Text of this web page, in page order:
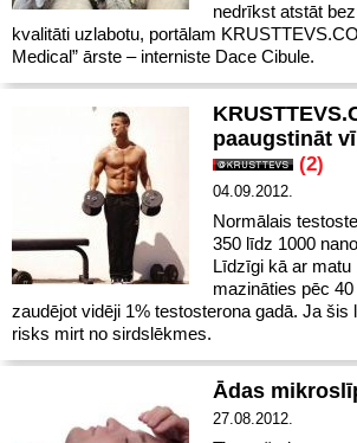
nedrīkst atstāt
kvalitāti uzlabotu, portālam
Medical” ārste – interniste Dace Cibule.
paaugstināt
(2)
04.09.2012.
Normālais
350 līdz 1000
Līdzīgi kā ar
mazināties pēc
zaudējot vidēji 1% testosterona gadā. Ja
risks mirt no sirdslēkmes.
Ādas
27.08.2012.